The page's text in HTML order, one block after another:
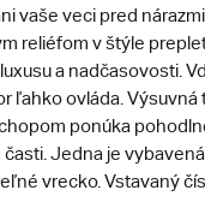
vaše veci pred
reliéfom v štýle
a nadčasovosti.
ľahko ovláda.
ponúka
Jedna je
vrecko. Vstavaný